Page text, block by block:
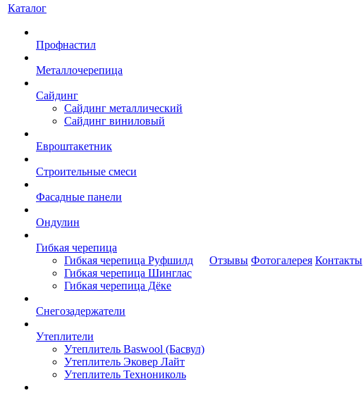
Каталог
Профнастил
Металлочерепица
Сайдинг
Сайдинг металлический
Сайдинг виниловый
Евроштакетник
Строительные смеси
Фасадные панели
Ондулин
Гибкая черепица
Гибкая черепица Руфшилд
Гибкая черепица Шинглас
Гибкая черепица Дёке
Снегозадержатели
Утеплители
Утеплитель Baswool (Басвул)
Утеплитель Эковер Лайт
Утеплитель Технониколь
Отзывы Фотогалерея Контакты